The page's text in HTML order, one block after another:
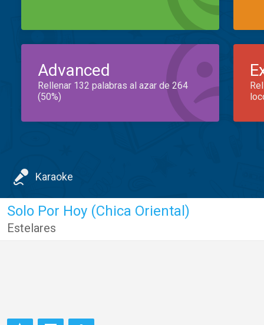
Advanced
Rellenar 132 palabras al azar de 264
(50%)
Karaoke
Solo Por Hoy (Chica Oriental)
Estelares